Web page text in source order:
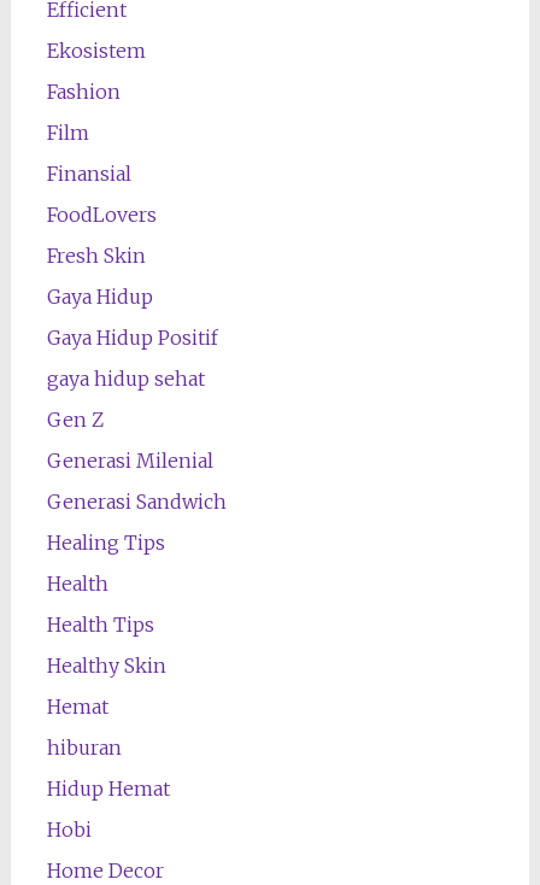
Efficient
Ekosistem
Fashion
Film
Finansial
FoodLovers
Fresh Skin
Gaya Hidup
Gaya Hidup Positif
gaya hidup sehat
Gen Z
Generasi Milenial
Generasi Sandwich
Healing Tips
Health
Health Tips
Healthy Skin
Hemat
hiburan
Hidup Hemat
Hobi
Home Decor